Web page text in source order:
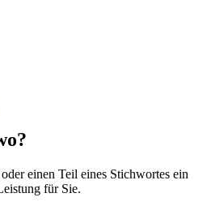
einen Teil eines Stichwortes ein
für Sie.